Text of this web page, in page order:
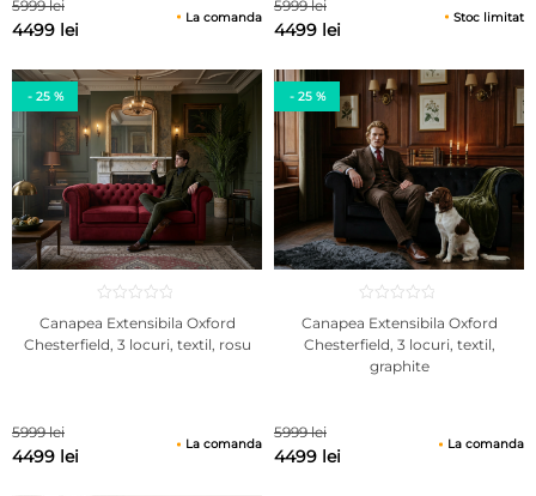
5999 lei
4499 lei
La comanda
5999 lei
4499 lei
Stoc limitat
- 25 %
Canapea Extensibila Oxford
Chesterfield, 3 locuri, textil, rosu
5999 lei
4499 lei
La comanda
- 25 %
Canapea Extensibila Oxford
Chesterfield, 3 locuri, textil,
graphite
5999 lei
4499 lei
La comanda